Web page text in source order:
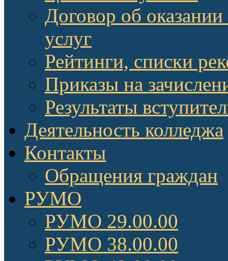
Договор об
услуг
Рейтинги, списки
Приказы на
Результаты
Деятельность колледжа
Контакты
Обращения граждан
РУМО
РУМО 29.00.00
РУМО 38.00.00